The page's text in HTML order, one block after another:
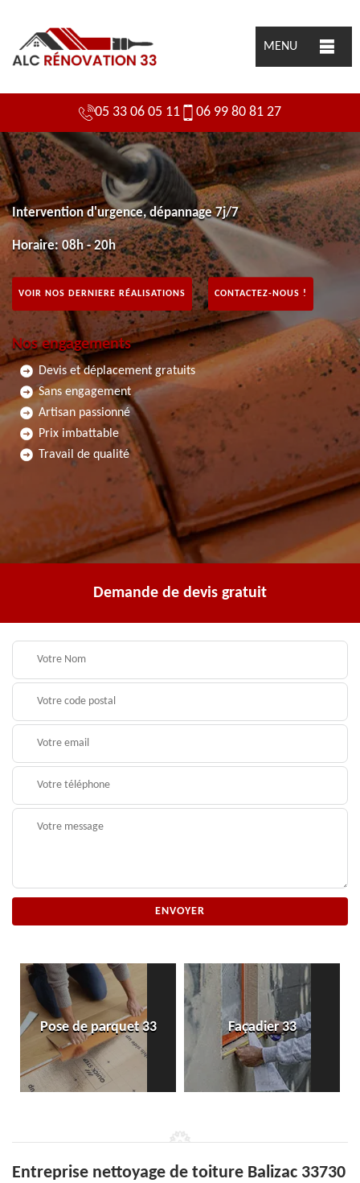
MENU
05 33 06 05 11 06 99 80 81 27
Intervention d'urgence, dépannage 7j/7
Horaire: 08h - 20h
VOIR NOS DERNIERE RÉALISATIONS CONTACTEZ-NOUS !
Nos engagements
Devis et déplacement gratuits
Sans engagement
Artisan passionné
Prix imbattable
Travail de qualité
Demande de devis gratuit
Pose de parquet 33 Façadier 33
Entreprise nettoyage de toiture Balizac 33730